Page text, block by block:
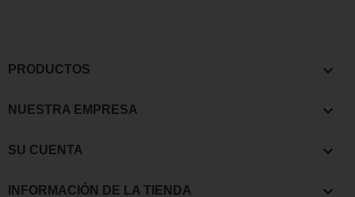
PRODUCTOS 
NUESTRA EMPRESA 
SU CUENTA 
INFORMACIÓN DE LA TIENDA keyboard_arrow_down